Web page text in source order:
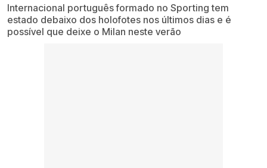
Internacional português formado no Sporting tem
estado debaixo dos holofotes nos últimos dias e é
possível que deixe o Milan neste verão